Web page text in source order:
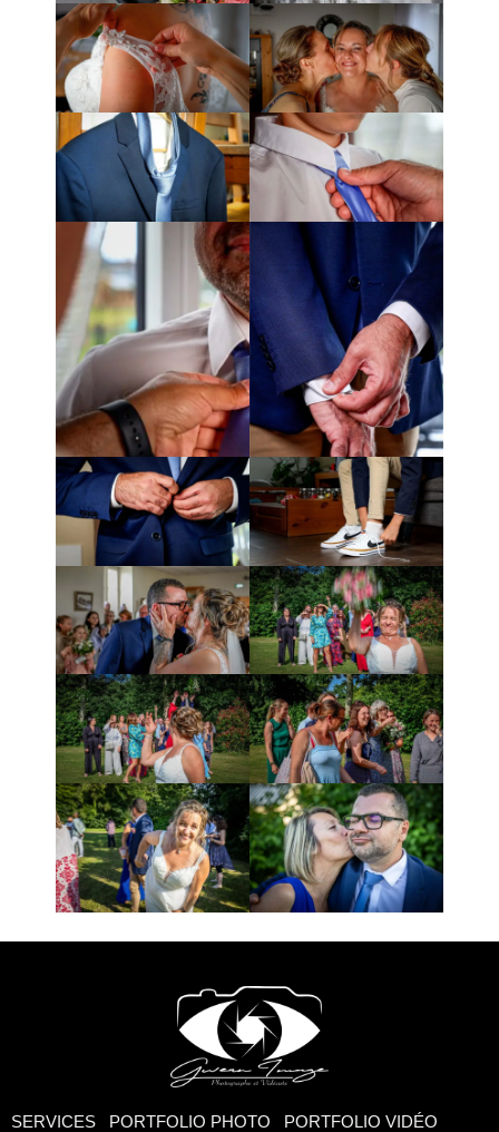
SERVICES PORTFOLIO PHOTO PORTFOLIO VIDÉO